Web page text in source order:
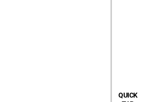
QUICK